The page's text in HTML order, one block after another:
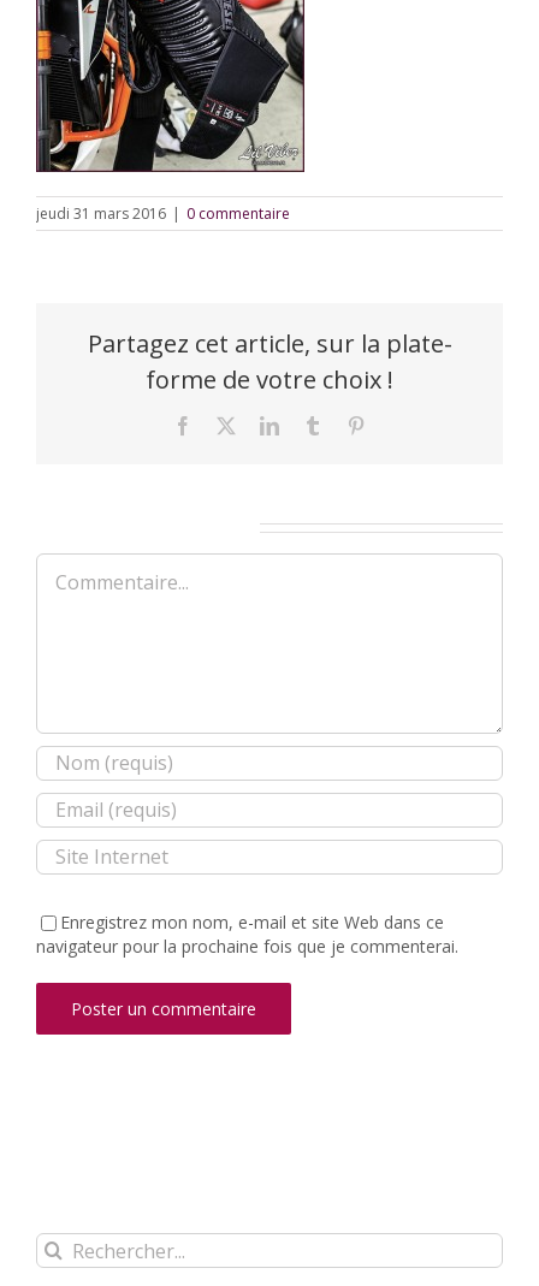
jeudi 31 mars 2016 | 0 commentaire
Partagez cet article, sur la plate-
forme de votre choix !
Facebook LinkedInTumblr
Commentaire
Enregistrez mon nom, e-mail et site Web dans ce
navigateur pour la prochaine fois que je commenterai.
Rechercher: